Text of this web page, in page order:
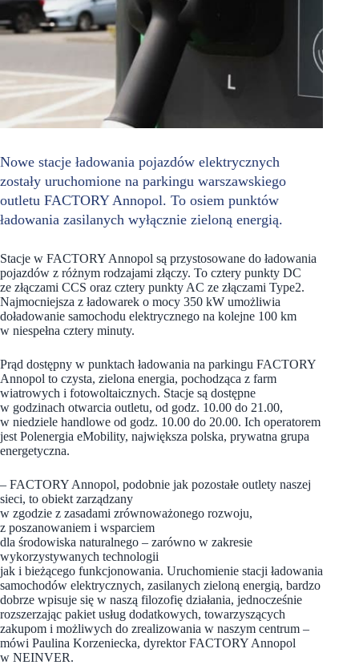
Nowe stacje ładowania pojazdów elektrycznych
zostały uruchomione na parkingu warszawskiego
outletu FACTORY Annopol. To osiem punktów
ładowania zasilanych wyłącznie zieloną energią.
Stacje w FACTORY Annopol są przystosowane do ładowania
pojazdów z różnym rodzajami złączy. To cztery punkty DC
ze złączami CCS oraz cztery punkty AC ze złączami Type2.
Najmocniejsza z ładowarek o mocy 350 kW umożliwia
doładowanie samochodu elektrycznego na kolejne 100 km
w niespełna cztery minuty.
Prąd dostępny w punktach ładowania na parkingu FACTORY
Annopol to czysta, zielona energia, pochodząca z farm
wiatrowych i fotowoltaicznych. Stacje są dostępne
w godzinach otwarcia outletu, od godz. 10.00 do 21.00,
w niedziele handlowe od godz. 10.00 do 20.00. Ich operatorem
jest Polenergia eMobility, największa polska, prywatna grupa
energetyczna.
– FACTORY Annopol, podobnie jak pozostałe outlety naszej
sieci, to obiekt zarządzany
w zgodzie z zasadami zrównoważonego rozwoju,
z poszanowaniem i wsparciem
dla środowiska naturalnego – zarówno w zakresie
wykorzystywanych technologii
jak i bieżącego funkcjonowania. Uruchomienie stacji ładowania
samochodów elektrycznych, zasilanych zieloną energią, bardzo
dobrze wpisuje się w naszą filozofię działania, jednocześnie
rozszerzając pakiet usług dodatkowych, towarzyszących
zakupom i możliwych do zrealizowania w naszym centrum –
mówi Paulina Korzeniecka, dyrektor FACTORY Annopol
w NEINVER.